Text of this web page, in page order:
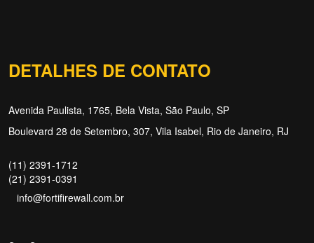
DETALHES DE CONTATO
Avenida Paulista, 1765, Bela Vista, São Paulo, SP
Boulevard 28 de Setembro, 307, Vila Isabel, Rio de Janeiro, RJ
(11) 2391-1712
(21) 2391-0391
info@fortifirewall.com.br